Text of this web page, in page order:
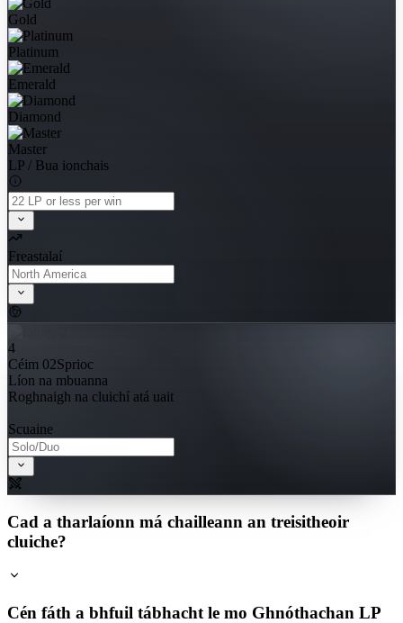
Gold
Platinum
Emerald
Diamond
Master
LP / Bua ionchais
Freastalaí
4
Céim 02Sprioc
Líon na mbuanna
Roghnaigh na cluichí atá uait
Scuaine
Cad a tharlaíonn má chailleann an treisitheoir
cluiche?
Cén fáth a bhfuil tábhacht le mo Ghnóthachan LP